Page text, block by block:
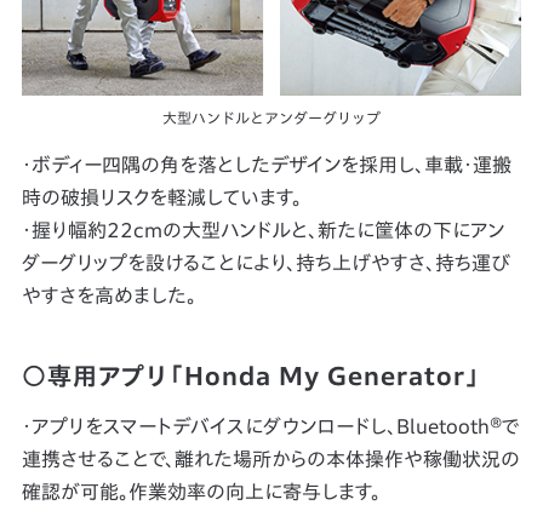
大型ハンドルとアンダーグリップ
・ボディー四隅の角を落としたデザインを採用し、車載・運搬
時の破損リスクを軽減しています。
・握り幅約22cmの大型ハンドルと、新たに筐体の下にアン
ダーグリップを設けることにより、持ち上げやすさ、持ち運び
やすさを高めました。
○専用アプリ「Honda My Generator」
・アプリをスマートデバイスにダウンロードし、Bluetooth®で
連携させることで、離れた場所からの本体操作や稼働状況の
確認が可能。作業効率の向上に寄与します。